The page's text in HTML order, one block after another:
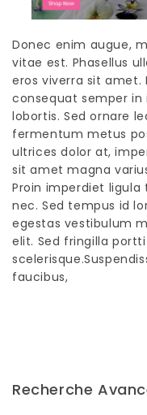
Donec enim augue,
vitae est. Phasellus
eros viverra sit amet.
consequat semper in
lobortis. Sed ornare
fermentum metus
ultrices dolor at,
sit amet magna
Proin imperdiet
nec. Sed tempus id
egestas vestibulum
elit. Sed fringilla
faucibus,
Recherche